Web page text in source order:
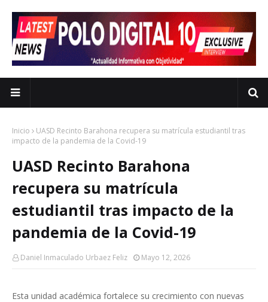
Inicio
UASD Recinto Barahona recupera su matrícula estudiantil tras
impacto de la pandemia de la Covid-19
UASD Recinto Barahona
recupera su matrícula
estudiantil tras impacto de la
pandemia de la Covid-19
Daniel Inmaculado Urbaez Feliz Mayo 12, 2026
Esta unidad académica fortalece su crecimiento con nuevas